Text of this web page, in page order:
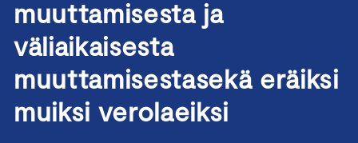
muuttamisesta ja
väliaikaisesta
muuttamisestasekä eräiksi
muiksi verolaeiksi